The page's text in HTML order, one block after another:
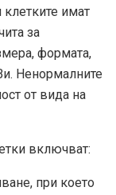
имат
за
формата,
Ненормалните
от вида на
включват:
при което